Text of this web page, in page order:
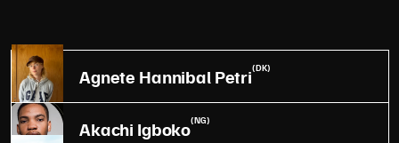
Agnete Hannibal Petri(DK)
Akachi Igboko(NG)